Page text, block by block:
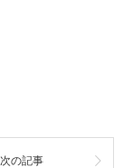
次の記事